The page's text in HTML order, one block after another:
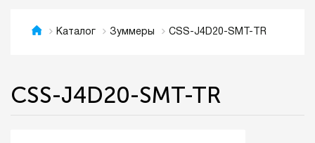
Каталог Зуммеры CSS-J4D20-SMT-TR
CSS-J4D20-SMT-TR